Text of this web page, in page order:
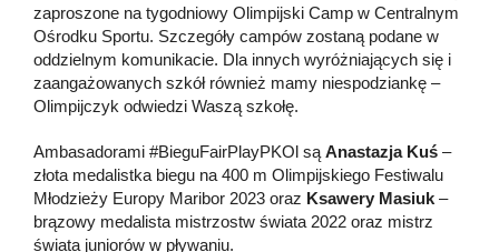
zaproszone na tygodniowy Olimpijski Camp w Centralnym
Ośrodku Sportu. Szczegóły campów zostaną podane w
oddzielnym komunikacie. Dla innych wyróżniających się i
zaangażowanych szkół również mamy niespodziankę –
Olimpijczyk odwiedzi Waszą szkołę.
Ambasadorami #BieguFairPlayPKOl są Anastazja Kuś –
złota medalistka biegu na 400 m Olimpijskiego Festiwalu
Młodzieży Europy Maribor 2023 oraz Ksawery Masiuk –
brązowy medalista mistrzostw świata 2022 oraz mistrz
świata juniorów w pływaniu.